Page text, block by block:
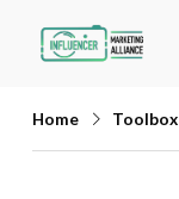
Jump
Home Toolbox